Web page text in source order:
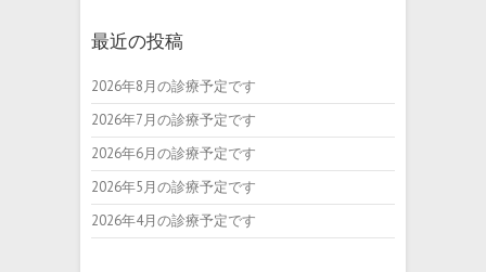
最近の投稿
2026年8月の診療予定です
2026年7月の診療予定です
2026年6月の診療予定です
2026年5月の診療予定です
2026年4月の診療予定です